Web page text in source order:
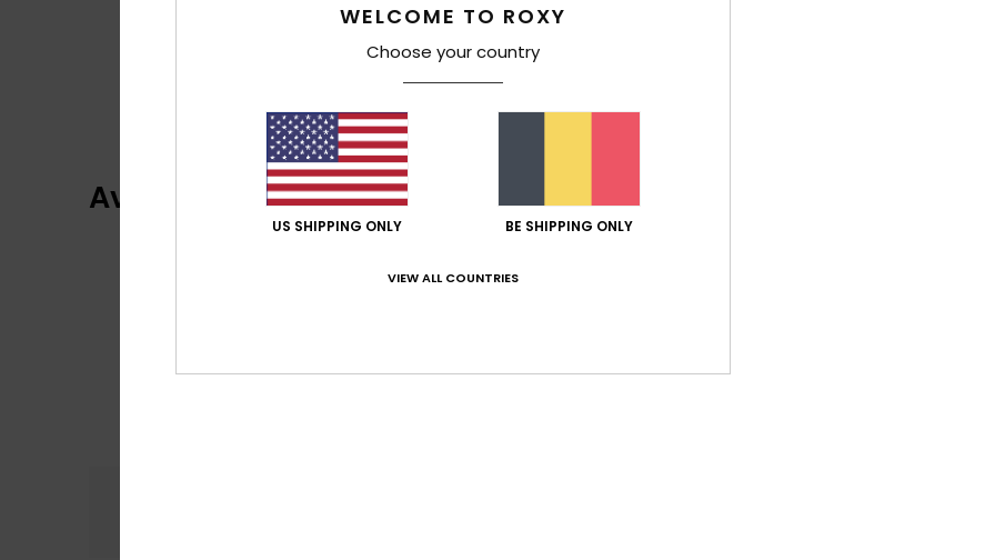
Avis clients
WELCOME TO ROXY
Choose your country
US SHIPPING ONLY BE SHIPPING ONLY
VIEW ALL COUNTRIES